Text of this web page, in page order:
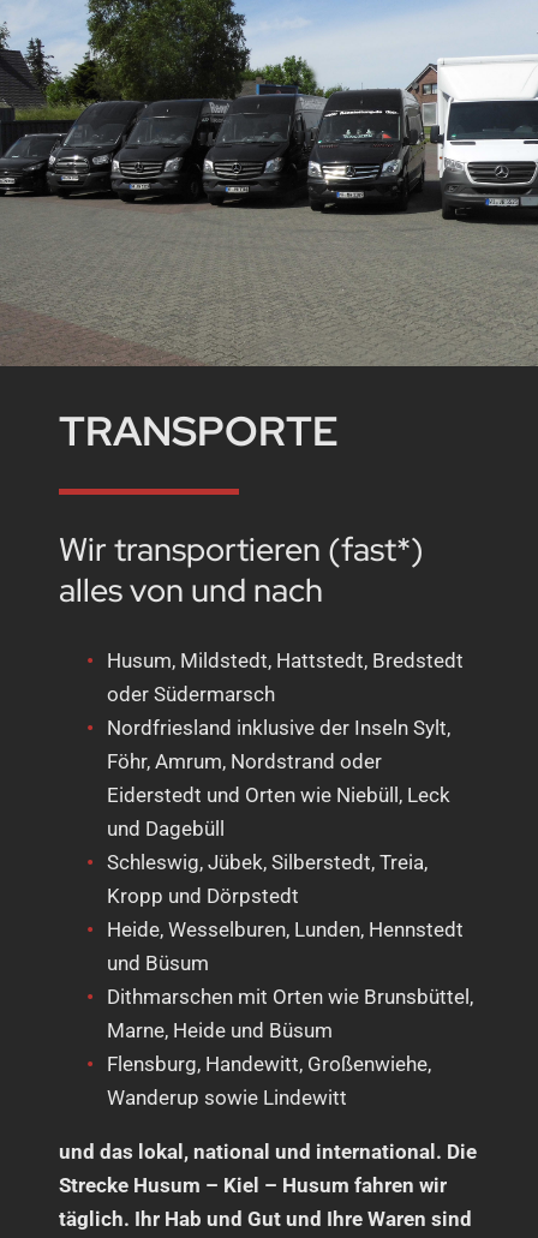
TRANSPORTE
Wir transportieren (fast*)
alles von und nach
Husum, Mildstedt, Hattstedt, Bredstedt
oder Südermarsch
Nordfriesland inklusive der Inseln Sylt,
Föhr, Amrum, Nordstrand oder
Eiderstedt und Orten wie Niebüll, Leck
und Dagebüll
Schleswig, Jübek, Silberstedt, Treia,
Kropp und Dörpstedt
Heide, Wesselburen, Lunden, Hennstedt
und Büsum
Dithmarschen mit Orten wie Brunsbüttel,
Marne, Heide und Büsum
Flensburg, Handewitt, Großenwiehe,
Wanderup sowie Lindewitt
und das lokal, national und international. Die
Strecke Husum – Kiel – Husum fahren wir
täglich. Ihr Hab und Gut und Ihre Waren sind